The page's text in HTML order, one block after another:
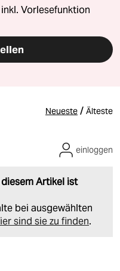
Vorlesefunktion
Neueste / Älteste
Artikel ist
bei ausgewählten
sind sie zu finden.
einloggen